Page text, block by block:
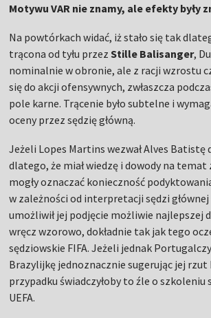
Motywu VAR nie znamy, ale efekty były
Na powtórkach widać, iż stało się tak
trącona od tyłu przezStille Balisanger,
nominalnie w obronie, ale z racji wzrostu
się do akcji ofensywnych, zwłaszcza
pole karne. Trącenie było subtelne i
oceny przez sędzię główną.
Jeżeli Lopes Martins wezwał Alves
dlatego, że miał wiedzę i dowody na
mogły oznaczać konieczność
w zależności od interpretacji sędzi
umożliwił jej podjęcie możliwie najlepszej
wręcz wzorowo, dokładnie tak jak tego
sędziowskie FIFA. Jeżeli jednak
Brazylijkę jednoznacznie sugerując jej
przypadku świadczyłoby to źle o szkoleniu
UEFA.